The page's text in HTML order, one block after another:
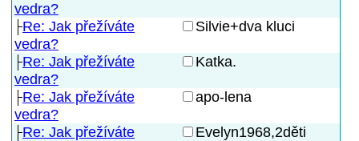
vedra?
Re: Jak přežíváte
vedra?
Silvie+dva kluci
Re: Jak přežíváte
vedra?
Katka.
Re: Jak přežíváte
vedra?
apo-lena
Re: Jak přežíváte
Evelyn1968,2děti